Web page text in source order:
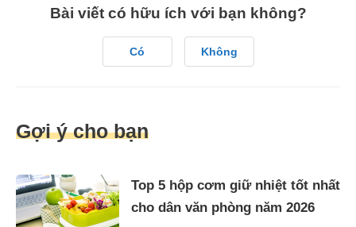
Bài viết có hữu ích với bạn không?
Có Không
Gợi ý cho bạn
Top 5 hộp cơm giữ nhiệt tốt nhất
cho dân văn phòng năm 2026